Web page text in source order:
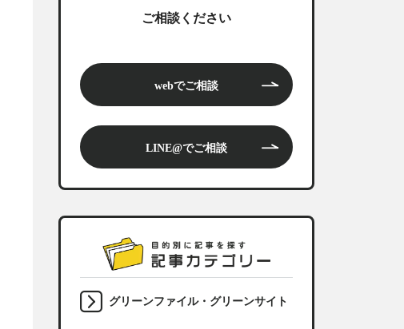
ご相談ください
webでご相談
LINE@でご相談
グリーンファイル・グリーンサイト